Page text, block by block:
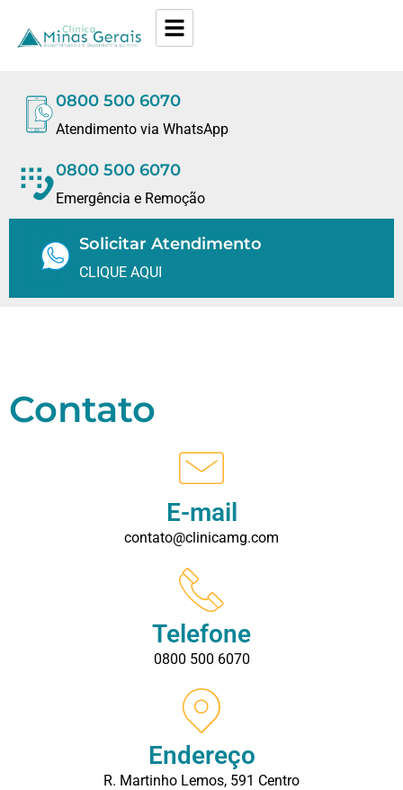
0800 500 6070
Atendimento via WhatsApp
0800 500 6070
Emergência e Remoção
Solicitar Atendimento
CLIQUE AQUI
Contato
E-mail
contato@clinicamg.com
Telefone
0800 500 6070
Endereço
R. Martinho Lemos, 591 Centro